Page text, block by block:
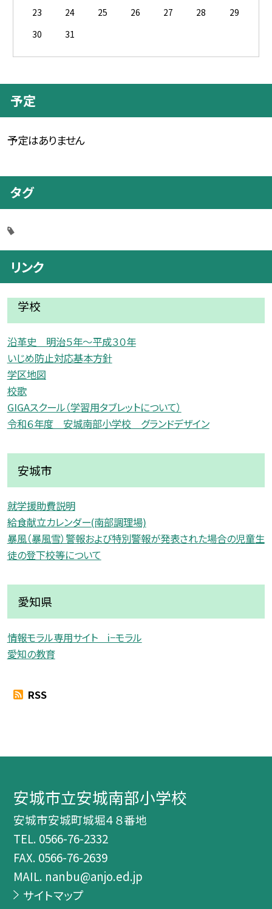
23
24 25 26 27 28
29
30
31
予定
予定はありません
タグ
リンク
学校
沿革史 明治５年〜平成３０年
いじめ防止対応基本方針
学区地図
校歌
GIGAスクール（学習用タブレットについて）
令和６年度 安城南部小学校 グランドデザイン
安城市
就学援助費説明
給食献立カレンダー(南部調理場)
暴風（暴風雪）警報および特別警報が発表された場合の児童生
徒の登下校等について
愛知県
情報モラル専用サイト i−モラル
愛知の教育
RSS
安城市立安城南部小学校
安城市安城町城堀４８番地
TEL. 0566-76-2332
FAX. 0566-76-2639
MAIL. nanbu@anjo.ed.jp
サイトマップ